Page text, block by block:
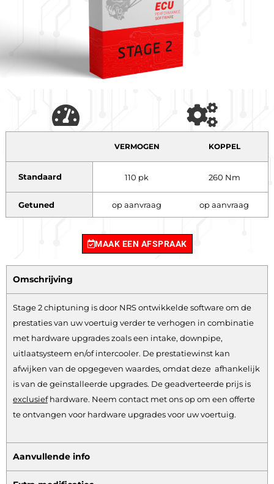
VERMOGEN KOPPEL
Standaard 110 pk 260 Nm
Getuned op aanvraag op aanvraag
MAAK EEN AFSPRAAK
Omschrijving
Stage 2 chiptuning is door NRS ontwikkelde software om de
prestaties van uw voertuig verder te verhogen in combinatie
met hardware upgrades zoals een intake, downpipe,
uitlaatsysteem en/of intercooler. De prestatiewinst kan
afwijken van de opgegeven waardes, omdat deze afhankelijk
is van de geïnstalleerde upgrades. De geadverteerde prijs is
exclusiefhardware. Neem contact met ons op om een offerte
te ontvangen voor hardware upgrades voor uw voertuig.
Aanvullende info